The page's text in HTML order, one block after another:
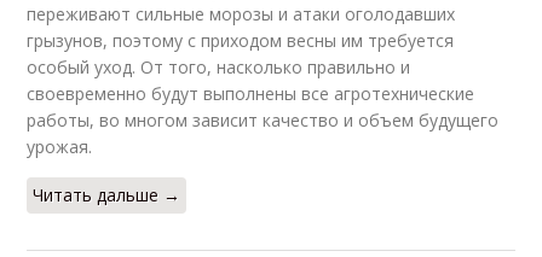
переживают сильные морозы и атаки оголодавших
грызунов, поэтому с приходом весны им требуется
особый уход. От того, насколько правильно и
своевременно будут выполнены все агротехнические
работы, во многом зависит качество и объем будущего
урожая.
Читать дальше →